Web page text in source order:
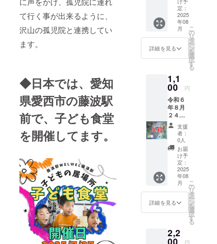
て行く事が出来るように、
沢山の孤児院と連携してい
ます。
◆日本では、愛知
県愛西市の藤波駅
前で、子ども食堂
を開催してます。
い。
ネーム
を、住
職に渡
すA4ほ
どの紙
を額縁
に入れ
特別に
太字か
フォン
トを少
し大き
くして
記載
し、感
謝メー
ルを送
りま
す。 お
名前の
記載を
希望さ
れない
方は、
くださ
い。 掲
定：
2025
年08
月
詳細を見る
こ
の
リ
タ
ー
ン
を
選
択
す
る
1,1
00 円
令和６
年８月
２４日
の子ど
も食堂
開催日
にて、
子ども
食堂に
てミラ
イ種ま
きチ
ケット
「３
枚」
ます。
当日、
支援
者：
0人
お届
け予
定：
2025
年08
月
詳細を見る
こ
の
リ
タ
ー
ン
を
選
択
す
る
2,2
円